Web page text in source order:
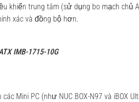
khiển trung tâm (sử dụng bo mạch chủ
xác và đồng bộ hơn.
IMB-1715-10G
các Mini PC (như NUC BOX-N97 và iBOX